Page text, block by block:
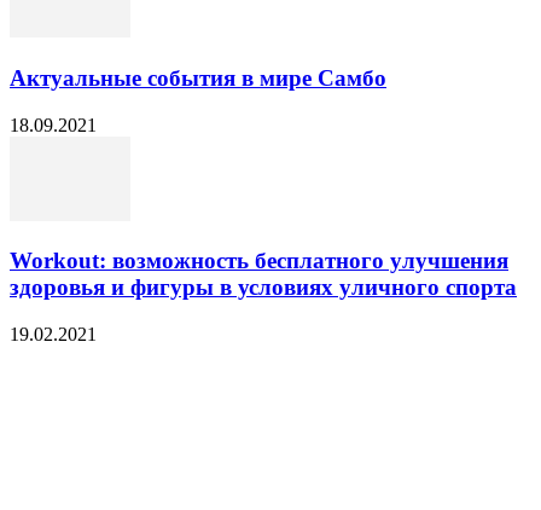
Актуальные события в мире Самбо
18.09.2021
Workout: возможность бесплатного улучшения
здоровья и фигуры в условиях уличного спорта
19.02.2021